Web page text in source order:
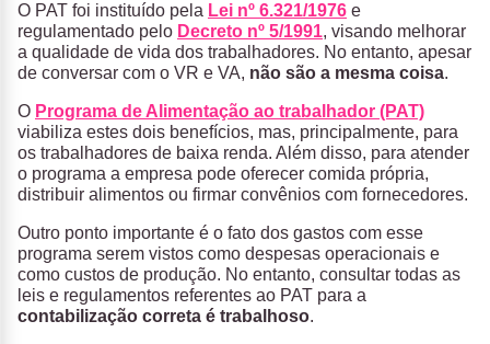
O PAT foi instituído pela Lei nº 6.321/1976 e
regulamentado pelo Decreto nº 5/1991, visando melhorar
a qualidade de vida dos trabalhadores. No entanto, apesar
de conversar com o VR e VA, não são a mesma coisa.
O Programa de Alimentação ao trabalhador (PAT)
viabiliza estes dois benefícios, mas, principalmente, para
os trabalhadores de baixa renda. Além disso, para atender
o programa a empresa pode oferecer comida própria,
distribuir alimentos ou firmar convênios com fornecedores.
Outro ponto importante é o fato dos gastos com esse
programa serem vistos como despesas operacionais e
como custos de produção. No entanto, consultar todas as
leis e regulamentos referentes ao PAT para a
contabilização correta é trabalhoso.